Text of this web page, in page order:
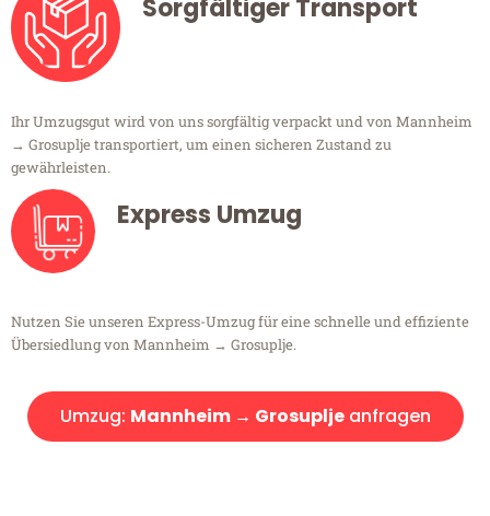
Sorgfältiger Transport
Ihr Umzugsgut wird von uns sorgfältig verpackt und von Mannheim
→ Grosuplje transportiert, um einen sicheren Zustand zu
gewährleisten.
Express Umzug
Nutzen Sie unseren Express-Umzug für eine schnelle und effiziente
Übersiedlung von Mannheim → Grosuplje.
Umzug: Mannheim → Grosupljeanfragen